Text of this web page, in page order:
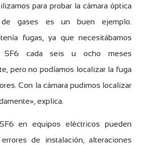
para probar la cámara óptica
gases es un buen ejemplo.
fugas, ya que necesitábamos
SF6 cada seis u ocho meses
pero no podíamos localizar la fuga
Con la cámara pudimos localizar
explica.
en equipos eléctricos pueden
de instalación, alteraciones